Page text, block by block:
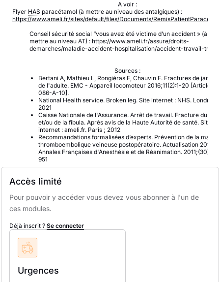
A voir :
Flyer HAS paracétamol (à mettre au niveau des antalgiques) :
https://www.ameli.fr/sites/default/files/Documents/
Conseil sécurité social “vous avez été victime d’un accident » (à
mettre au niveau AT) : https://www.ameli.fr/assure/droits-
demarches/maladie-accident-hospitalisation/accident-travail-trajet
Sources :
Bertani A, Mathieu L, Rongiéras F, Chauvin F. Fractures de jambe
de l'adulte. EMC - Appareil locomoteur 2016;11(2):1-20 [Article
086-A-10].
National Health service. Broken leg. Site internet : NHS. Londres
2021
Caisse Nationale de l'Assurance. Arrêt de travail. Fracture du tibia
et/ou de la fibula. Après avis de la Haute Autorité de santé. Site
internet : ameli.fr. Paris ; 2012
Recommandations formalisées d’experts. Prévention de la
thromboembolique veineuse postopératoire. Actualisation 2011.
Annales Françaises d'Anesthésie et de Réanimation.
951
Accès limité
Pour pouvoir y accéder vous devez vous abonner à l'un de
ces modules.
Déjà inscrit ? Se connecter
Urgences